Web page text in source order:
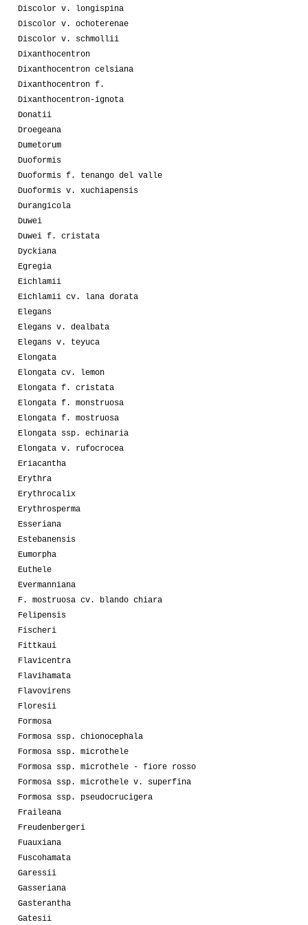
Discolor v. longispina
Discolor v. ochoterenae
Discolor v. schmollii
Dixanthocentron
Dixanthocentron celsiana
Dixanthocentron f.
Dixanthocentron-ignota
Donatii
Droegeana
Dumetorum
Duoformis
Duoformis f. tenango del valle
Duoformis v. xuchiapensis
Durangicola
Duwei
Duwei f. cristata
Dyckiana
Egregia
Eichlamii
Eichlamii cv. lana dorata
Elegans
Elegans v. dealbata
Elegans v. teyuca
Elongata
Elongata cv. lemon
Elongata f. cristata
Elongata f. monstruosa
Elongata f. mostruosa
Elongata ssp. echinaria
Elongata v. rufocrocea
Eriacantha
Erythra
Erythrocalix
Erythrosperma
Esseriana
Estebanensis
Eumorpha
Euthele
Evermanniana
F. mostruosa cv. blando chiara
Felipensis
Fischeri
Fittkaui
Flavicentra
Flavihamata
Flavovirens
Floresii
Formosa
Formosa ssp. chionocephala
Formosa ssp. microthele
Formosa ssp. microthele - fiore rosso
Formosa ssp. microthele v. superfina
Formosa ssp. pseudocrucigera
Fraileana
Freudenbergeri
Fuauxiana
Fuscohamata
Garessii
Gasseriana
Gasterantha
Gatesii